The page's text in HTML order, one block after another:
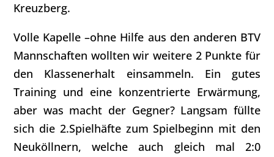
Kreuzberg.
Volle Kapelle –ohne Hilfe aus den anderen BTV
Mannschaften wollten wir weitere 2 Punkte für
den Klassenerhalt einsammeln. Ein gutes
Training und eine konzentrierte Erwärmung,
aber was macht der Gegner? Langsam füllte
sich die 2.Spielhäfte zum Spielbeginn mit den
Neuköllnern, welche auch gleich mal 2:0